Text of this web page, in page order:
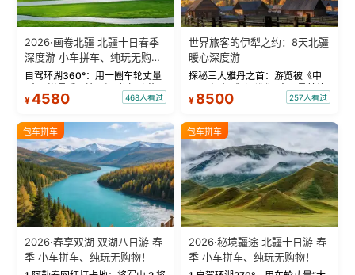
2026·画卷北疆 北疆十日春季
深度游 小车拼车、纯玩无购
物！
自驾环湖360°：用一圈车轮丈量
“大西洋最后一滴眼泪”的极致蔚
蓝。 赛湖旅拍：甄选多款风格服
绝美瞬间。 赛湖坦克300跟车视
频：专业摄影师...
¥4580 468人看过
世界旅客的伊犁之约：8天北疆
暖心深度游
探秘三大雅丹之首：游览被《中
国国家地理》评选为“中国最美的
三大雅丹”第一名的克拉玛依魔鬼
瓦人最大村落——禾木村，欣赏
晨雾与小木...
¥ 8500 257人看过
包车拼车
2026·春享双湖 双湖八日游 春
季 小车拼车、纯玩无购物！
包车拼车
2026·秘境疆途 北疆十日游 春
季 小车拼车、纯玩无购物！